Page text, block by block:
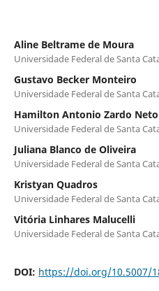
Aline Beltrame de Moura
Universidade Federal de Santa
Gustavo Becker Monteiro
Universidade Federal de Santa
Hamilton Antonio Zardo Neto
Universidade Federal de Santa
Juliana Blanco de Oliveira
Universidade Federal de Santa
Kristyan Quadros
Universidade Federal de Santa
Vitória Linhares Malucelli
Universidade Federal de Santa
DOI: https://doi.org/10.5007/